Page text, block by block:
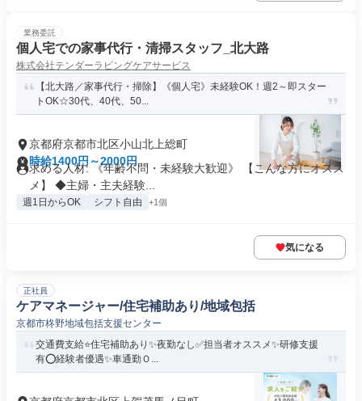
業務委託
個人宅での家事代行・清掃スタッフ_北大路
株式会社テンダーラビングケアサービス
【北大路／家事代行・掃除】《個人宅》未経験OK！週2～即スター
トOK☆30代、40代、50...
京都府京都市北区小山北上総町
時給1400円～2000円
求める人材: 《年齢不問・未経験大歓迎》 【こんな方にオスス
メ】 ◆主婦・主夫経験...
週1日からOK シフト自由 +1個
気になる
正社員
ケアマネージャー/住宅補助あり/地域包括
京都市柊野地域包括支援センター
交通費支給⭐️住宅補助あり✨夜勤なし✅️担当者オススメ✨研修支援
有⭕️経験者優遇✨車通勤Ｏ...